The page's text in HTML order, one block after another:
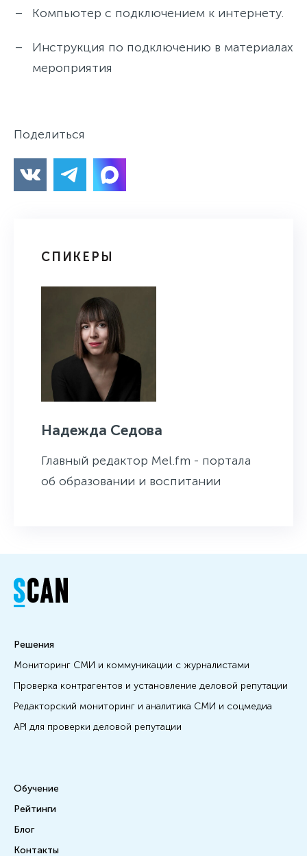
Компьютер с подключением к интернету.
Инструкция по подключению в материалах
мероприятия
Поделиться
СПИКЕРЫ
Надежда Седова
Главный редактор Mel.fm - портала
об образовании и воспитании
Решения
Мониторинг СМИ и коммуникации с журналистами
Проверка контрагентов и установление деловой репутации
Редакторский мониторинг и аналитика СМИ и соцмедиа
API для проверки деловой репутации
Обучение
Рейтинги
Блог
Контакты